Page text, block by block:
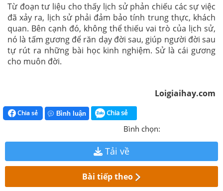
Từ đoạn tư liệu cho thấy lịch sử phản chiếu các sự việc
đã xảy ra, lịch sử phải đảm bảo tính trung thực, khách
quan. Bên cạnh đó, không thể thiếu vai trò của lịch sử,
nó là tấm gương để răn dạy đời sau, giúp người đời sau
tự rút ra những bài học kinh nghiệm. Sử là cái gương
cho muôn đời.
Loigiaihay.com
Chia sẻ Bình luận Chia sẻ
Bình chọn:
Tải về
Bài tiếp theo